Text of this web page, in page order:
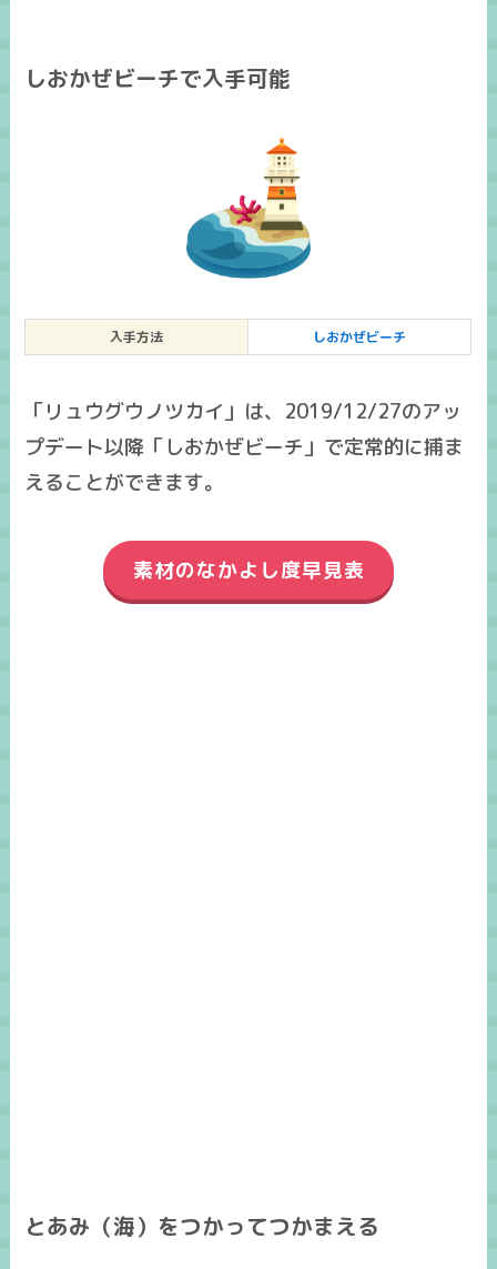
しおかぜビーチで入手可能
入手方法 しおかぜビーチ
「リュウグウノツカイ」は、2019/12/27のアッ
プデート以降「しおかぜビーチ」で定常的に捕ま
えることができます。
素材のなかよし度早見表
とあみ（海）をつかってつかまえる